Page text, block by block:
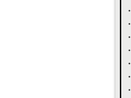
・
・
・
・
・
・
・